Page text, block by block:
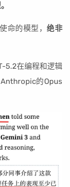
命的模型，绝非
5.2在编程和逻辑
的Opus